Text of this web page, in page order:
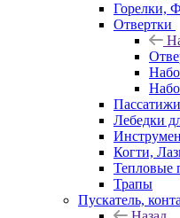
Горелки,
Отвертки
Пассатижи
Лебедки
Когти,
Тепловые
Трапы
Пускатель,